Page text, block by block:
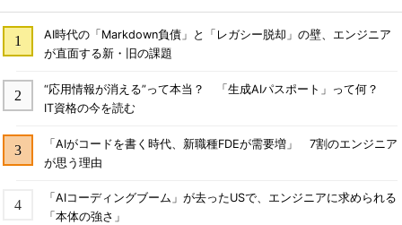
AI時代の「Markdown負債」と「レガシー脱却」の壁、エンジニア
が直面する新・旧の課題
“応用情報が消える”って本当？ 「生成AIパスポート」って何？
IT資格の今を読む
「AIがコードを書く時代、新職種FDEが需要増」 7割のエンジニア
が思う理由
「AIコーディングブーム」が去ったUSで、エンジニアに求められる
「本体の強さ」